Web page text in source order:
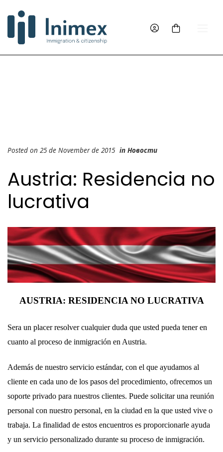
Posted on 25 de November de 2015 in Новости
Austria: Residencia no
lucrativa
AUSTRIA: RESIDENCIA NO LUCRATIVA
Sera un placer resolver cualquier duda que usted pueda tener en
cuanto al proceso de inmigración en Austria.
Además de nuestro servicio estándar, con el que ayudamos al
cliente en cada uno de los pasos del procedimiento, ofrecemos un
soporte privado para nuestros clientes. Puede solicitar una reunión
personal con nuestro personal, en la ciudad en la que usted vive o
trabaja. La finalidad de estos encuentros es proporcionarle ayuda
y un servicio personalizado durante su proceso de inmigración.